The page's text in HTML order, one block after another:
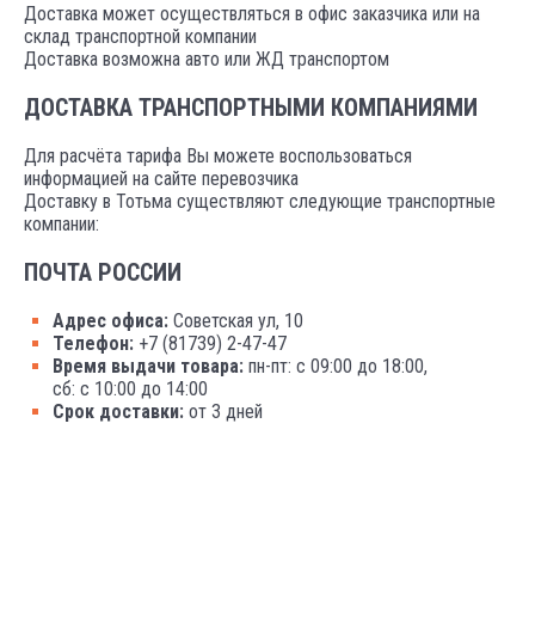
Доставка может осуществляться в офис заказчика или на
склад транспортной компании
Доставка возможна авто или ЖД транспортом
ДОСТАВКА ТРАНСПОРТНЫМИ КОМПАНИЯМИ
Для расчёта тарифа Вы можете воспользоваться
информацией на сайте перевозчика
Доставку в Тотьма существляют следующие транспортные
компании:
ПОЧТА РОССИИ
Адрес офиса: Советская ул, 10
Телефон: +7 (81739) 2-47-47
Время выдачи товара: пн-пт: с 09:00 до 18:00,
сб: с 10:00 до 14:00
Срок доставки: от 3 дней